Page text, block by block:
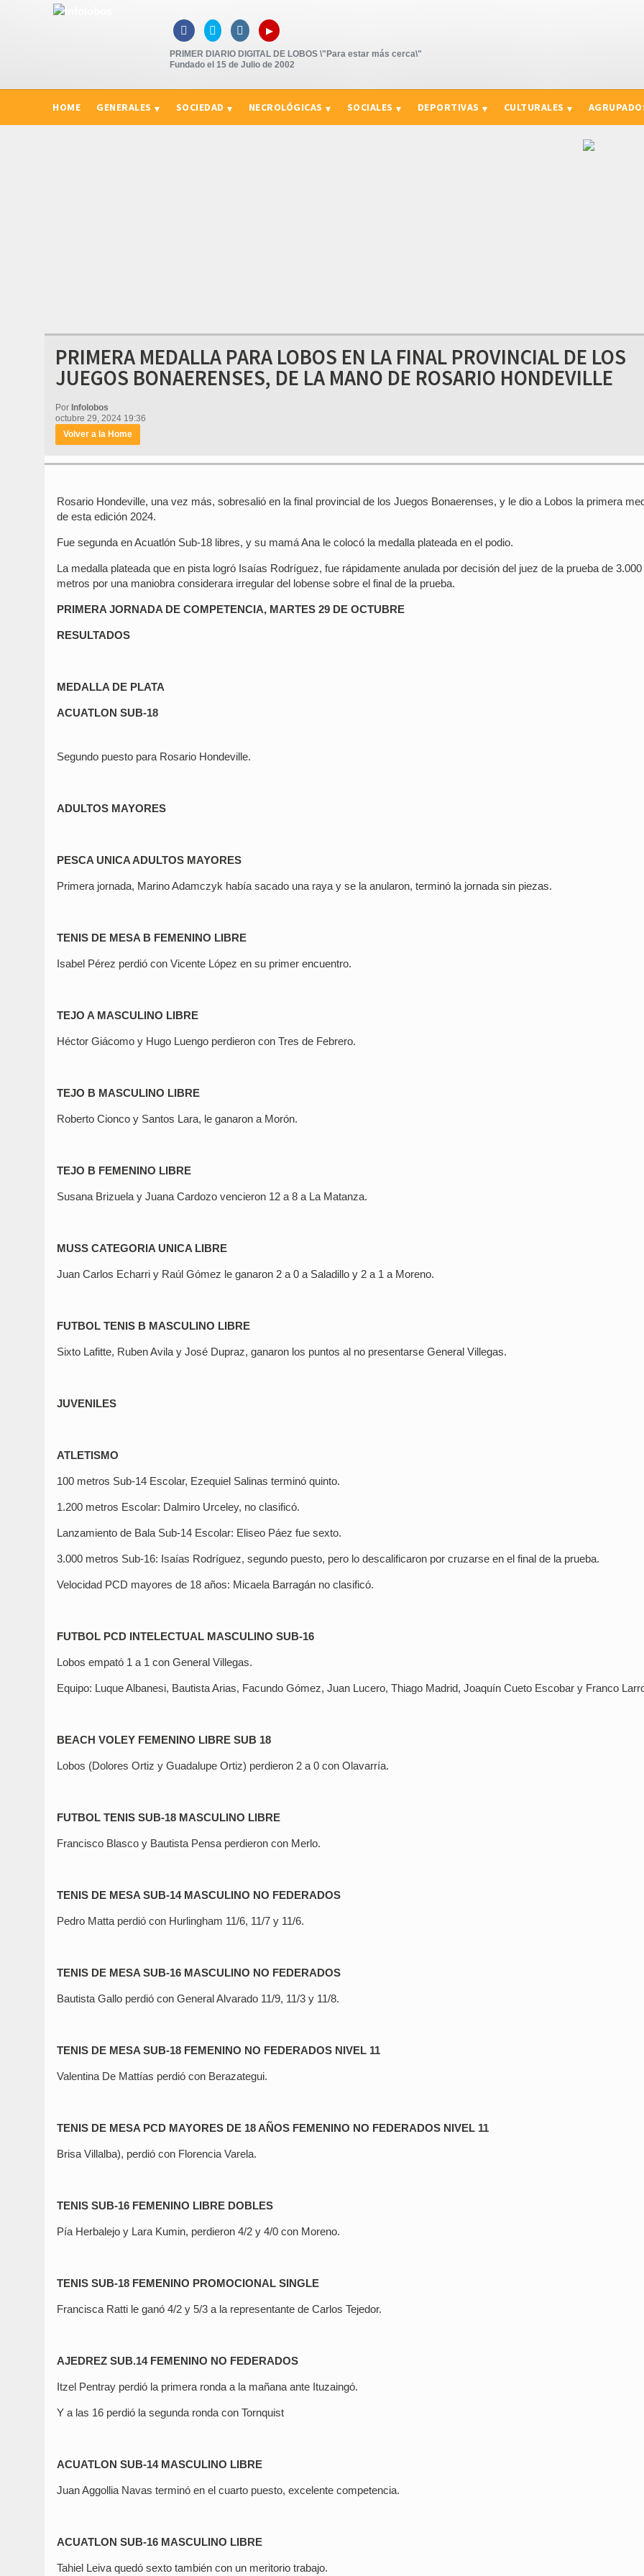
   ▸
PRIMER DIARIO DIGITAL DE LOBOS \"Para estar más cerca\"
Fundado el 15 de Julio de 2002
HOME GENERALES SOCIEDAD NECROLÓGICAS SOCIALES DEPORTIVAS CULTURALES
PRIMERA MEDALLA PARA LOBOS EN LA FINAL PROVINCIAL DE LOS
JUEGOS BONAERENSES, DE LA MANO DE ROSARIO HONDEVILLE
Por Infolobos
octubre 29, 2024 19:36
Volver a la Home
Rosario Hondeville, una vez más, sobresalió en la final provincial de los Juegos Bonaerenses, y le dio a Lobos la primera
de esta edición 2024.
Fue segunda en Acuatlón Sub-18 libres, y su mamá Ana le colocó la medalla plateada en el podio.
La medalla plateada que en pista logró Isaías Rodríguez, fue rápidamente anulada por decisión del juez de la prueba de 3.000
metros por una maniobra considerara irregular del lobense sobre el final de la prueba.
PRIMERA JORNADA DE COMPETENCIA, MARTES 29 DE OCTUBRE
RESULTADOS
MEDALLA DE PLATA
ACUATLON SUB-18
Segundo puesto para Rosario Hondeville.
ADULTOS MAYORES
PESCA UNICA ADULTOS MAYORES
Primera jornada, Marino Adamczyk había sacado una raya y se la anularon, terminó la jornada sin piezas.
TENIS DE MESA B FEMENINO LIBRE
Isabel Pérez perdió con Vicente López en su primer encuentro.
TEJO A MASCULINO LIBRE
Héctor Giácomo y Hugo Luengo perdieron con Tres de Febrero.
TEJO B MASCULINO LIBRE
Roberto Cionco y Santos Lara, le ganaron a Morón.
TEJO B FEMENINO LIBRE
Susana Brizuela y Juana Cardozo vencieron 12 a 8 a La Matanza.
MUSS CATEGORIA UNICA LIBRE
Juan Carlos Echarri y Raúl Gómez le ganaron 2 a 0 a Saladillo y 2 a 1 a Moreno.
FUTBOL TENIS B MASCULINO LIBRE
Sixto Lafitte, Ruben Avila y José Dupraz, ganaron los puntos al no presentarse General Villegas.
JUVENILES
ATLETISMO
100 metros Sub-14 Escolar, Ezequiel Salinas terminó quinto.
1.200 metros Escolar: Dalmiro Urceley, no clasificó.
Lanzamiento de Bala Sub-14 Escolar: Eliseo Páez fue sexto.
3.000 metros Sub-16: Isaías Rodríguez, segundo puesto, pero lo descalificaron por cruzarse en el final de la prueba.
Velocidad PCD mayores de 18 años: Micaela Barragán no clasificó.
FUTBOL PCD INTELECTUAL MASCULINO SUB-16
Lobos empató 1 a 1 con General Villegas.
Equipo: Luque Albanesi, Bautista Arias, Facundo Gómez, Juan Lucero, Thiago Madrid, Joaquín Cueto Escobar y Franco
BEACH VOLEY FEMENINO LIBRE SUB 18
Lobos (Dolores Ortiz y Guadalupe Ortiz) perdieron 2 a 0 con Olavarría.
FUTBOL TENIS SUB-18 MASCULINO LIBRE
Francisco Blasco y Bautista Pensa perdieron con Merlo.
TENIS DE MESA SUB-14 MASCULINO NO FEDERADOS
Pedro Matta perdió con Hurlingham 11/6, 11/7 y 11/6.
TENIS DE MESA SUB-16 MASCULINO NO FEDERADOS
Bautista Gallo perdió con General Alvarado 11/9, 11/3 y 11/8.
TENIS DE MESA SUB-18 FEMENINO NO FEDERADOS NIVEL 11
Valentina De Mattías perdió con Berazategui.
TENIS DE MESA PCD MAYORES DE 18 AÑOS FEMENINO NO FEDERADOS NIVEL 11
Brisa Villalba), perdió con Florencia Varela.
TENIS SUB-16 FEMENINO LIBRE DOBLES
Pía Herbalejo y Lara Kumin, perdieron 4/2 y 4/0 con Moreno.
TENIS SUB-18 FEMENINO PROMOCIONAL SINGLE
Francisca Ratti le ganó 4/2 y 5/3 a la representante de Carlos Tejedor.
AJEDREZ SUB.14 FEMENINO NO FEDERADOS
Itzel Pentray perdió la primera ronda a la mañana ante Ituzaingó.
Y a las 16 perdió la segunda ronda con Tornquist
ACUATLON SUB-14 MASCULINO LIBRE
Juan Aggollia Navas terminó en el cuarto puesto, excelente competencia.
ACUATLON SUB-16 MASCULINO LIBRE
Tahiel Leiva quedó sexto también con un meritorio trabajo.